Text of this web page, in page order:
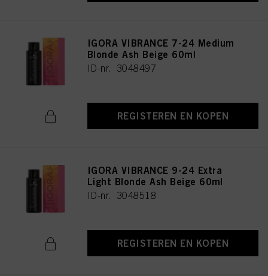
IGORA VIBRANCE 7-24 Medium
Blonde Ash Beige 60ml
ID-nr. 3048497
REGISTEREN EN KOPEN
IGORA VIBRANCE 9-24 Extra
Light Blonde Ash Beige 60ml
ID-nr. 3048518
REGISTEREN EN KOPEN